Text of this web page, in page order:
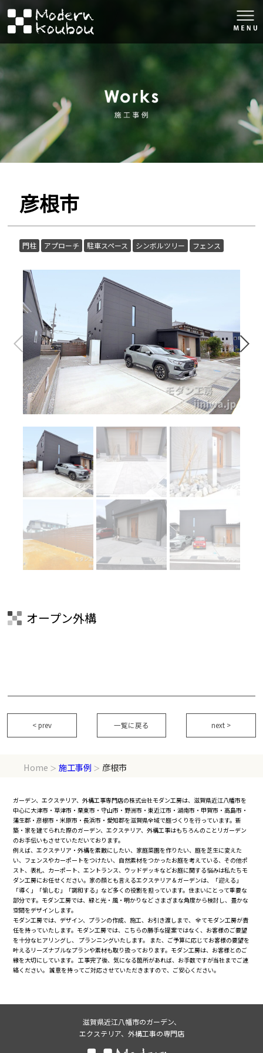
株式会社モダン工房
せはこちら
施工事例
彦根市
門柱 アプローチ 駐車スペース シンボルツリー フェンス
オープン外構
next >
< prev 一覧に戻る
Home ＞ 施工事例 ＞ 彦根市
ガーデン、エクステリア、外構工事専門店の株式会社モダン工房は、滋賀県近江八幡市を
中心に大津市・草津市・栗東市・守山市・野洲市・東近江市・湖南市・甲賀市・高島市・
蒲生郡・彦根市・米原市・長浜市・愛知郡を滋賀県全域で庭づくりを行っています。新
築・家を建てられた際のガーデン、エクステリア、外構工事はもちろんのことリガーデン
のお手伝いもさせていただいております。
例えば、エクステリア・外構を素敵にしたい、家庭菜園を作りたい、庭を芝生に変えた
い、フェンスやカーポートをつけたい、自然素材をつかったお庭を考えている、その他ポ
スト、表札、カーポート、エントランス、ウッドデッキなどお庭に関する悩みは私たちモ
ダン工房にお任せください。家の顔とも言えるエクステリア＆ガーデンは、「迎える」
「導く」「愉しむ」「調和する」など多くの役割を担っています。住まいにとって重要な
部分です。モダン工房では、緑と光・風・明かりなど さまざまな角度から検討し、豊かな
空間をデザインします。
モダン工房では、デザイン、プランの作成、施工、お引き渡しまで、 全てモダン工房が責
任を持っていたします。モダン工房では、こちらの勝手な提案ではなく、お客様のご要望
を十分なヒアリングし、 プランニングいたします。 また、ご予算に応じてお客様の要望を
叶えるリーズナブルなプランや素材も取り扱っております。モダン工房は、お客様とのご
縁を大切にしています。 工事完了後、気になる箇所があれば、お手数ですが当社までご連
絡ください。 誠意を持ってご対応させていただきますので、ご安心ください。
滋賀県近江八幡市のガーデン、
エクステリア、外構工事の専門店